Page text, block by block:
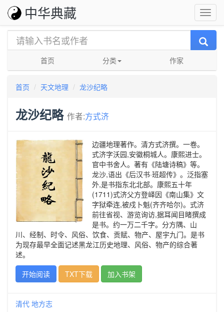
中华典藏
首页 分类 作家
首页 天文地理 龙沙纪略
龙沙纪略 作者:方式济
边疆地理著作。清方式济撰。一卷。
式济字沃园,安徽桐城人。康熙进士。
官中书舍人。著有《陆塘诗稿》等。
龙沙,语出《后汉书·班超传》。泛指塞
外,是书指东北北部。康熙五十年
(1711)式济父方登峄因《南山集》文
字狱牵连,被戍卜魁(齐齐哈尔)。式济
前往省视、游览询访,据耳闻目睹撰成
是书。约一万二千字。分方隅、山
川、经制、时令、风俗、饮食、贡赋、物产、屋宇九门。是书
为现存最早全面记述黑龙江历史地理、风俗、物产的综合著
述。
开始阅读
TXT下载 加入书架
清代 地方志